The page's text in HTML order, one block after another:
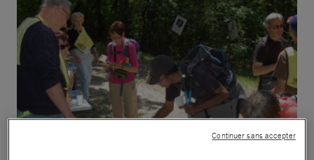
Continuer sans accepter